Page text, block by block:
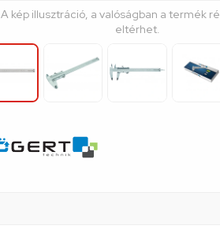
A kép illusztráció, a valóságban a termék
eltérhet.